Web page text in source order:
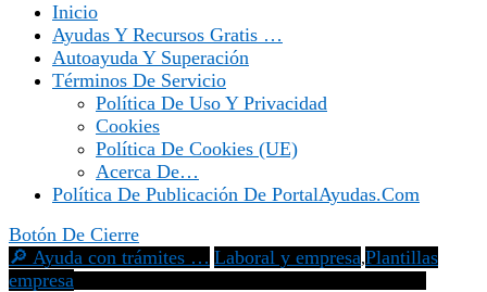
Inicio
Ayudas Y Recursos Gratis …
Autoayuda Y Superación
Términos De Servicio
Política De Uso Y Privacidad
Cookies
Política De Cookies (UE)
Acerca De…
Política De Publicación De PortalAyudas.com
Botón De Cierre
🔎 Ayuda con trámites … Laboral y empresa,Plantillas
empresa